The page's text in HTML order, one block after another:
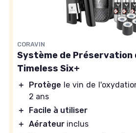
CORAVIN
Système de Préservation
Timeless Six+
＋ Protège le vin de
2 ans
＋
Facile à utiliser
＋ Aérateur inclus